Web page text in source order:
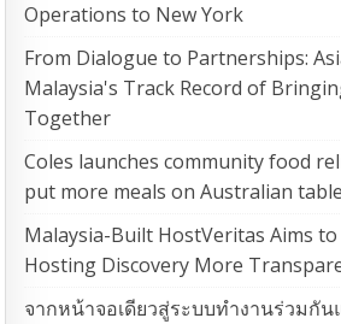
Operations to New York
From Dialogue to Partnerships:
Malaysia's Track Record of
Together
Coles launches community food
put more meals on Australian
Malaysia-Built HostVeritas Aims
Hosting Discovery More
จากหน้าจอเดียวสู่ระบบทำงานร่วมกัน